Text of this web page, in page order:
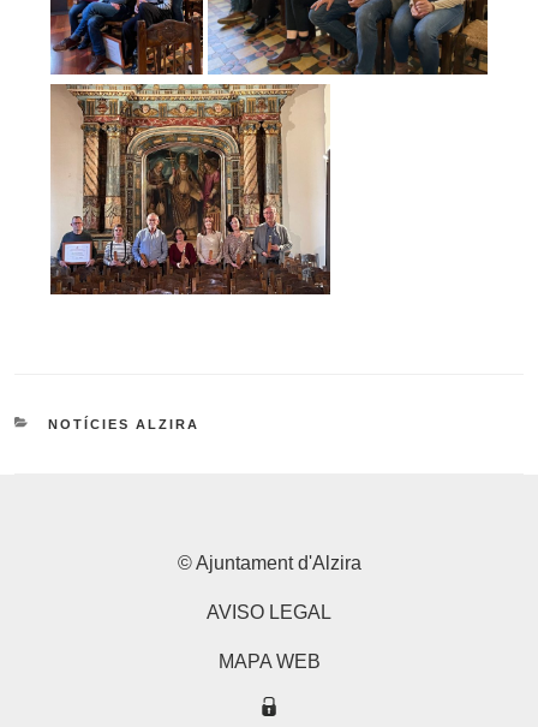
NOTÍCIES ALZIRA
© Ajuntament d'Alzira
AVISO LEGAL
MAPA WEB